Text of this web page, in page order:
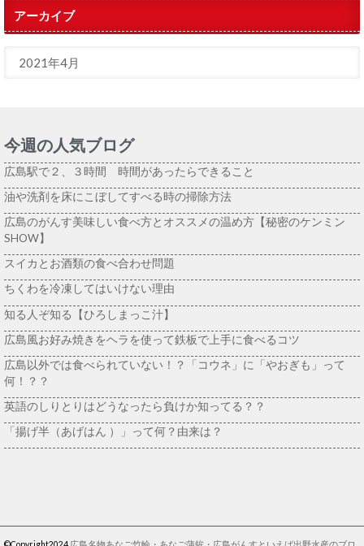
アーカイブ
今週の人気ブログ
広島駅で２、３時間 時間があったらできること
油や洗剤を床にこぼしてすべる時の掃除方法
広島のがんす美味しい食べ方とオススメの温め方【秘密のケンミン
SHOW】
スイカとお酒類の食べ合わせ問題
ちくわを冷凍してはいけない理由
知る人ぞ知る【ひろしまっこ汁】
広島風お好み焼きをヘラを使って鉄板で上手に食べるコツ
広島以外では食べられていない！？「コウネ」に「やおぎも」って
何！？？
英語のしりとりはどうなったら負けか知ってる？？
「揚げ半（あげはん ）」って何？由来は？